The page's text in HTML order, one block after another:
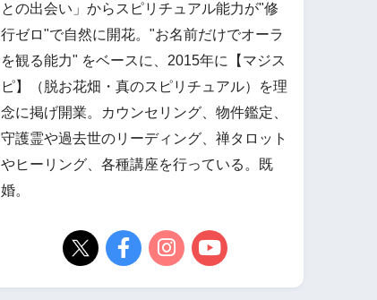
との出会い」からスピリチュアル能力が"修
行ゼロ"で自然に開花。"お名前だけでオーラ
を観る能力" をベースに、2015年に【マジス
ピ】（脱お花畑・真のスピリチュアル）を理
念に掲げ開業。カウンセリング、物件鑑定、
守護霊や過去世のリーディング、禅タロット
やヒーリング、各種講座を行っている。既
婚。